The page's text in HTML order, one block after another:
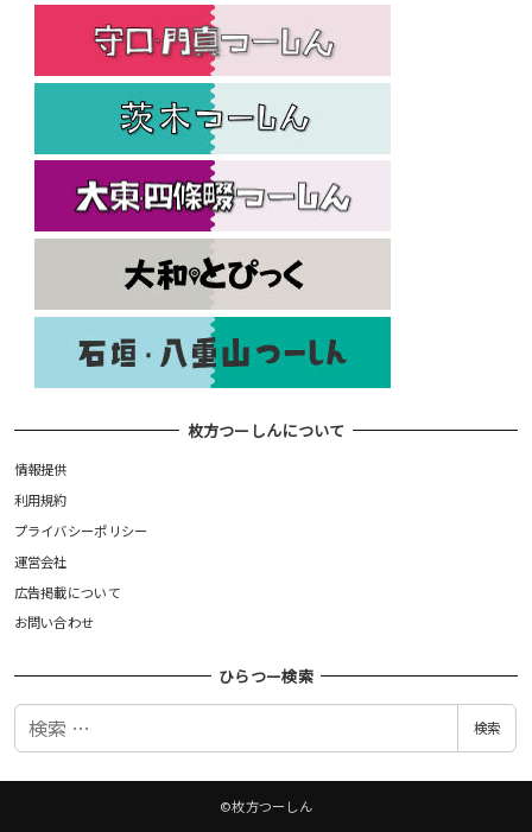
枚方つーしんについて
情報提供
利用規約
プライバシーポリシー
運営会社
広告掲載について
お問い合わせ
ひらつー検索
検
検索
©枚方つーしん